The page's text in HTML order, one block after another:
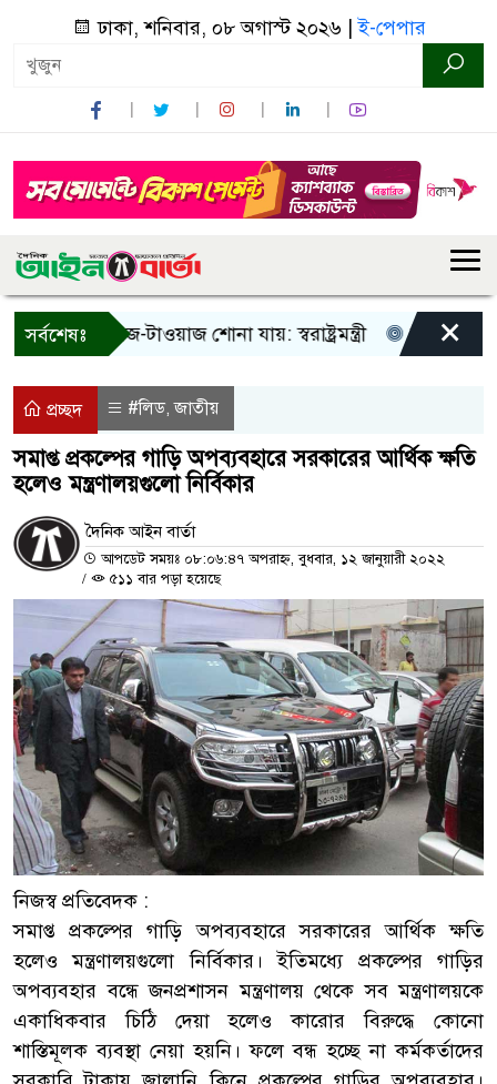
ঢাকা, শনিবার, ০৮ অগাস্ট ২০২৬ |ই-পেপার
সর্বশেষঃ
শুধু আওয়াজ-টাওয়াজ শোনা যায়: স্বরাষ্ট্রমন্ত্রী তিন দিনের
×
প্রচ্ছদ #লিড,জাতীয়
সমাপ্ত প্রকল্পের গাড়ি অপব্যবহারে সরকারের আর্থিক ক্ষতি
হলেও মন্ত্রণালয়গুলো নির্বিকার
দৈনিক আইন বার্তা
আপডেট সময়ঃ ০৮:০৬:৪৭ অপরাহ্ন, বুধবার, ১২ জানুয়ারী ২০২২
/
৫১১ বার পড়া হয়েছে
নিজস্ব প্রতিবেদক :
সমাপ্ত প্রকল্পের গাড়ি অপব্যবহারে সরকারের আর্থিক ক্ষতি
হলেও মন্ত্রণালয়গুলো নির্বিকার। ইতিমধ্যে প্রকল্পের গাড়ির
অপব্যবহার বন্ধে জনপ্রশাসন মন্ত্রণালয় থেকে সব মন্ত্রণালয়কে
একাধিকবার চিঠি দেয়া হলেও কারোর বিরুদ্ধে কোনো
শাস্তিমূলক ব্যবস্থা নেয়া হয়নি। ফলে বন্ধ হচ্ছে না কর্মকর্তাদের